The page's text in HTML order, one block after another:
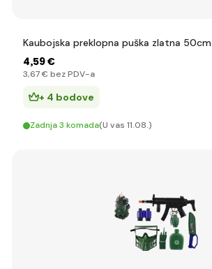
Kaubojska preklopna puška zlatna 50cm
4,59 €
3,67 € bez PDV-a
+ 4 bodove
Zadnja 3 komada(U vas 11.08.)